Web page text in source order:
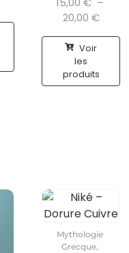
20,00 €
Voir
les
produits
Mythologie
Grecque,